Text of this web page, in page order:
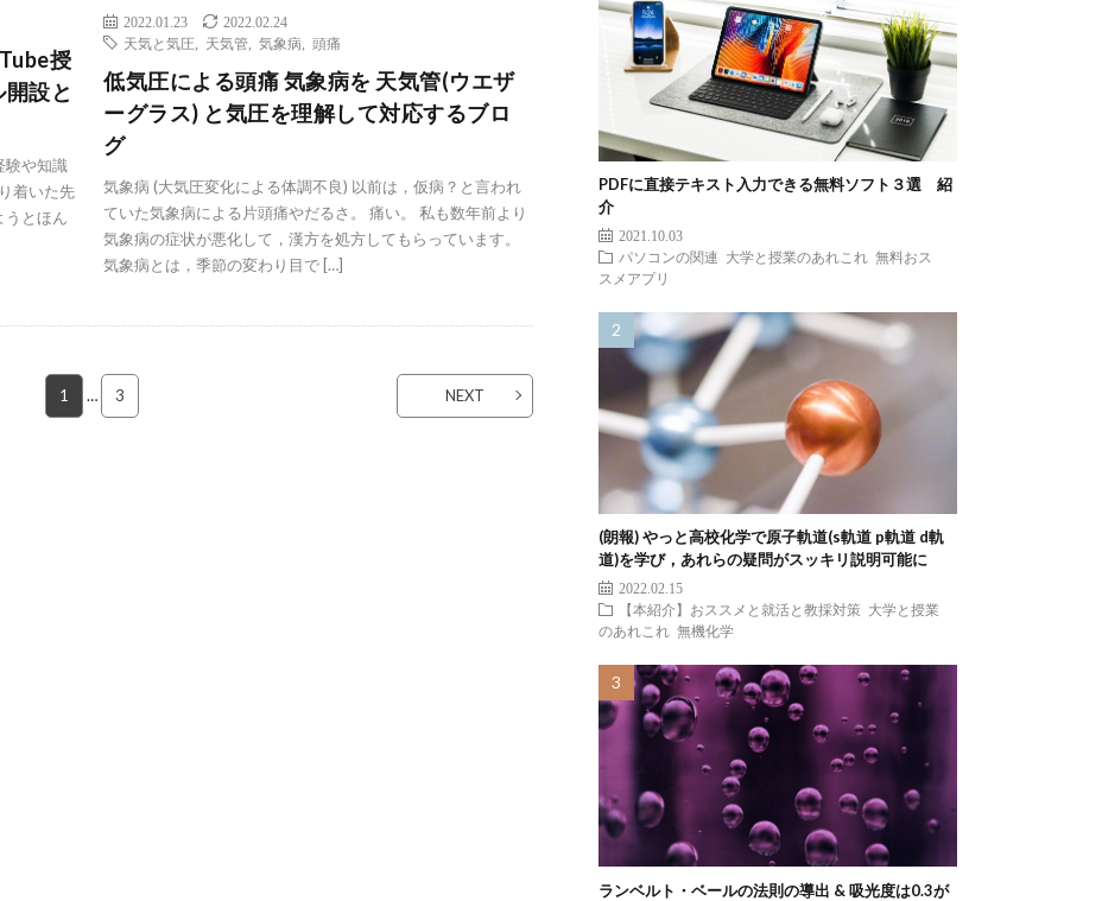
授
設と
験や知識
着いた先
うとほん
2022.01.23
2022.02.24
天気と気圧
天気管 ,気象病 ,頭痛
低気圧による頭痛 気象病を 天気管(ウエザ
ーグラス) と気圧を理解して対応するブロ
グ
気象病 (大気圧変化による体調不良) 以前は，仮病？と言われ
ていた気象病による片頭痛やだるさ。 痛い。 私も数年前より
気象病の症状が悪化して，漢方を処方してもらっています。
気象病とは，季節の変わり目で […]
1 … 3 NEXT
PDFに直接テキスト入力できる無料ソフト３選 紹
介
2021.10.03
パソコンの関連
大学と授業のあれこれ
無料おス
スメアプリ
(朗報) やっと高校化学で原子軌道(s軌道 p軌道 d軌
道)を学び，あれらの疑問がスッキリ説明可能に
2022.02.15
【本紹介】おススメと就活と教採対策
大学と授業
のあれこれ 無機化学
ランベルト・ベールの法則の導出 & 吸光度は0.3が